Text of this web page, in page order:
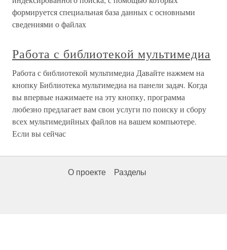
формируется специальная база данных с основными
сведениями о файлах
Работа с библиотекой мультимедиа
Работа с библиотекой мультимедиа Давайте нажмем на
кнопку Библиотека мультимедиа на панели задач. Когда
вы впервые нажимаете на эту кнопку, программа
любезно предлагает вам свои услуги по поиску и сбору
всех мультимедийных файлов на вашем компьютере.
Если вы сейчас
О проекте Разделы